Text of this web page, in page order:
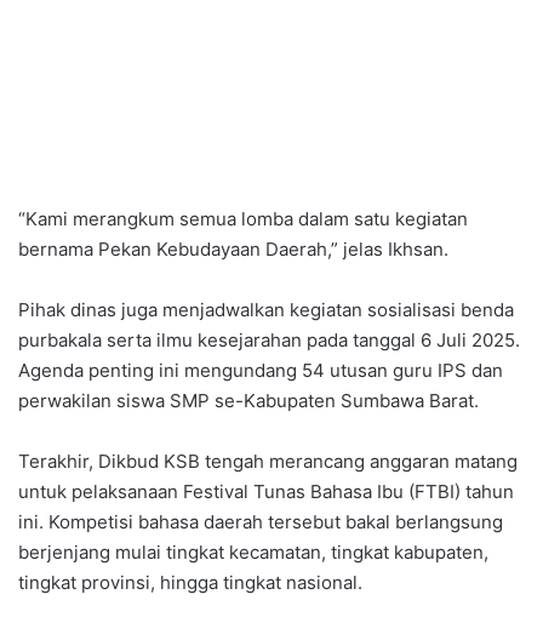
“Kami merangkum semua lomba dalam satu kegiatan
bernama Pekan Kebudayaan Daerah,” jelas Ikhsan.
Pihak dinas juga menjadwalkan kegiatan sosialisasi benda
purbakala serta ilmu kesejarahan pada tanggal 6 Juli 2025.
Agenda penting ini mengundang 54 utusan guru IPS dan
perwakilan siswa SMP se-Kabupaten Sumbawa Barat.
Terakhir, Dikbud KSB tengah merancang anggaran matang
untuk pelaksanaan Festival Tunas Bahasa Ibu (FTBI) tahun
ini. Kompetisi bahasa daerah tersebut bakal berlangsung
berjenjang mulai tingkat kecamatan, tingkat kabupaten,
tingkat provinsi, hingga tingkat nasional.